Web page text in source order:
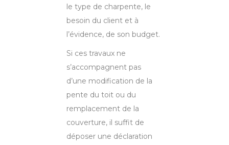
le type de charpente, le
besoin du client et à
l’évidence, de son budget.
Si ces travaux ne
s’accompagnent pas
d’une modification de la
pente du toit ou du
remplacement de la
couverture, il suffit de
déposer une déclaration